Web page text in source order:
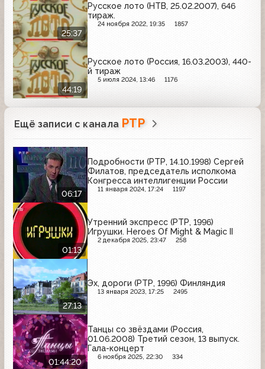
25:37
Русское лото (НТВ, 25.02.2007), 646
тираж.
24 ноября 2022, 19:35 1857
44:19
Русское лото (Россия, 16.03.2003), 440-
й тираж
5 июля 2024, 13:46 1176
Ещё записи с канала РТР
06:17
Подробности (РТР, 14.10.1998) Сергей
Филатов, председатель исполкома
Конгресса интеллигенции России
11 января 2024, 17:24 1197
01:13
Утренний экспресс (РТР, 1996)
Игрушки. Heroes Of Might & Magic II
2 декабря 2025, 23:47 258
27:13
Эх, дороги (РТР, 1996) Финляндия
13 января 2023, 17:25 2495
01:44:20
Танцы со звёздами (Россия,
01.06.2008) Третий сезон, 13 выпуск.
Гала-концерт
6 ноября 2025, 22:30 334